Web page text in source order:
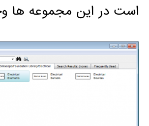
است در این مجموعه ها